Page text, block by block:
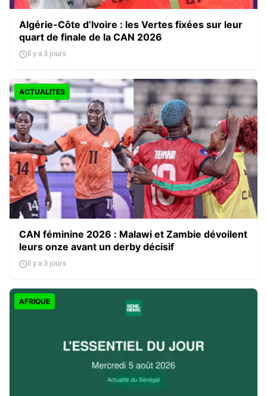
Algérie-Côte d’Ivoire : les Vertes fixées sur leur
quart de finale de la CAN 2026
Il y a 3 jours
ACTUALITES
CAN féminine 2026 : Malawi et Zambie dévoilent
leurs onze avant un derby décisif
Il y a 3 jours
AFRIQUE